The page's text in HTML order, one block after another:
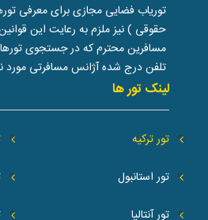
توریاب فضایی مجازی برای معرفی
حقوقی ) نیز ملزم به رعایت این
مسافرین محترم که در جستجوی
تلفن درج شده آژانس مسافرتی مورد
لینک تور ها
تور ترکیه
تور استانبول
تور آنتالیا